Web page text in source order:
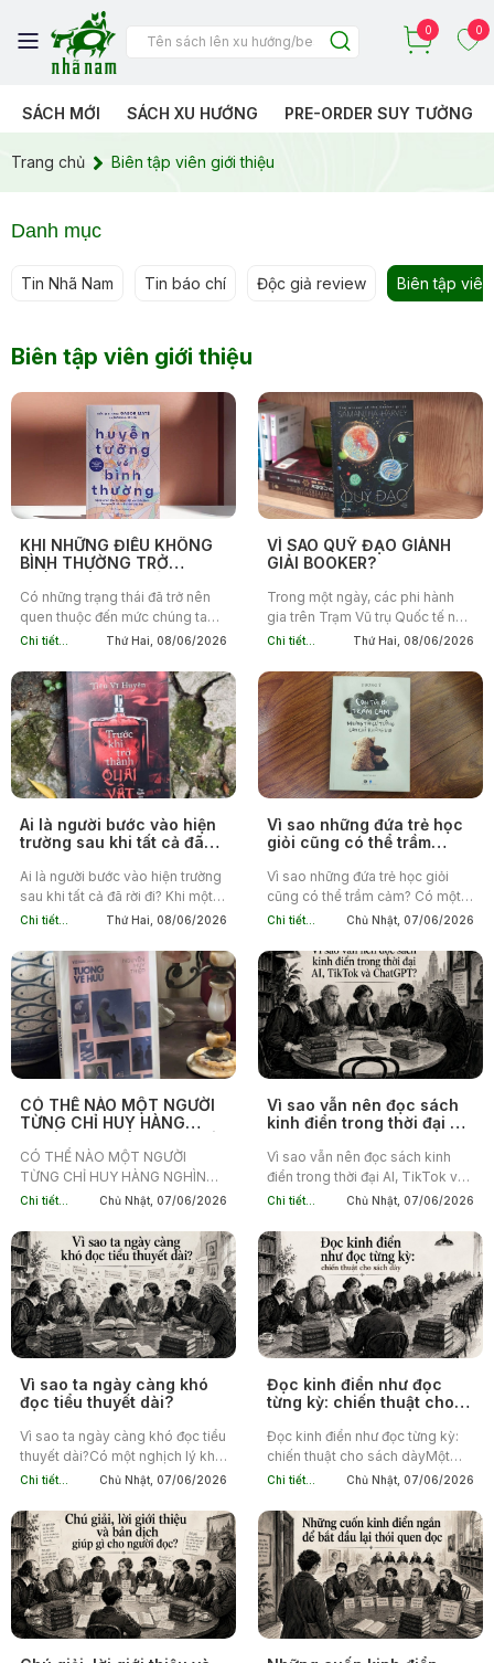
0 0
SÁCH MỚI SÁCH XU HƯỚNG PRE-ORDER SUY TƯỞNG
Trang chủ Biên tập viên giới thiệu
Danh mục
Tin Nhã Nam Tin báo chí Độc giả review Biên tập
Biên tập viên giới thiệu
KHI NHỮNG ĐIỀU KHÔNG
BÌNH THƯỜNG TRỞ
Có những trạng thái đã trở nên
quen thuộc đến mức chúng ta
ngừng xem chúng là vấn đề. Mất
thấy căng thẳng dù...
Chi tiết... Thứ Hai, 08/06/2026
VÌ SAO QUỸ ĐẠO GIÀNH
GIẢI BOOKER?
Trong một ngày, các phi hành
gia trên Trạm Vũ trụ Quốc tế nhìn
thấy 16 lần bình minh và 16 lần
thời gian...
Chi tiết... Thứ Hai, 08/06/2026
Ai là người bước vào hiện
trường sau khi tất cả đã
Ai là người bước vào hiện trường
sau khi tất cả đã rời đi? Khi một
vụ án mạng xảy ra, phần lớn sự
Chi tiết... Thứ Hai, 08/06/2026
Vì sao những đứa trẻ học
giỏi cũng có thể trầm
Vì sao những đứa trẻ học giỏi
cũng có thể trầm cảm? Có một
kiểu trẻ con khiến người lớn rất
cố gắng, ít...
Chi tiết... Chủ Nhật, 07/06/2026
CÓ THỂ NÀO MỘT NGƯỜI
TỪNG CHỈ HUY HÀNG
THÀNH NGƯỜI LẠC LÕNG
NHẤT TRONG CHÍNH NGÔI
NHÀ CỦA MÌNH?
CÓ THỂ NÀO MỘT NGƯỜI
TỪNG CHỈ HUY HÀNG NGHÌN
BINH LÍNH LẠI TRỞ THÀNH
TRONG CHÍNH NGÔI NHÀ CỦA
MÌNH? Đó là hình ảnh ám ảnh...
Chi tiết... Chủ Nhật, 07/06/2026
Vì sao vẫn nên đọc sách
kinh điển trong thời đại AI,
Vì sao vẫn nên đọc sách kinh
điển trong thời đại AI, TikTok và
ChatGPT?Chưa bao giờ việc đọc
thế.Bạn có thể tìm...
Chi tiết... Chủ Nhật, 07/06/2026
Vì sao ta ngày càng khó
đọc tiểu thuyết dài?
Vì sao ta ngày càng khó đọc tiểu
thuyết dài?Có một nghịch lý khá
phổ biến ở người đọc hiện nay.
đồng hồ...
Chi tiết... Chủ Nhật, 07/06/2026
Đọc kinh điển như đọc
từng kỳ: chiến thuật cho
Đọc kinh điển như đọc từng kỳ:
chiến thuật cho sách dàyMột
trong những lý do khiến nhiều
những cuốn tiểu thuyết kinh
điển...
Chi tiết... Chủ Nhật, 07/06/2026